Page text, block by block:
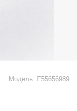
Модель: F55656989